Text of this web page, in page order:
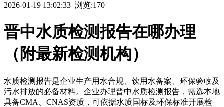
2026-01-19 13:02:33 浏览:170
晋中水质检测报告在哪办理
（附最新检测机构）
水质检测报告是企业生产用水合规、饮用水备案、环保验收及
污水排放的必备材料。企业办理晋中水质检测报告，需选本地
具备CMA、CNAS资质，可依据水质国标及环保标准开展检